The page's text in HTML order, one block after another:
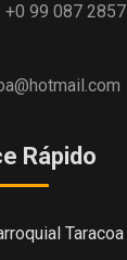
+0 99 087 2857
Rápido
Taracoa